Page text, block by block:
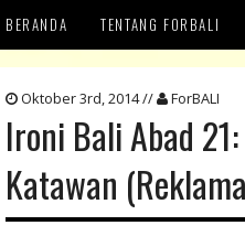
BERANDA TENTANG FORBALI
Oktober 3rd, 2014 // ForBALI
Ironi Bali Abad
Katawan